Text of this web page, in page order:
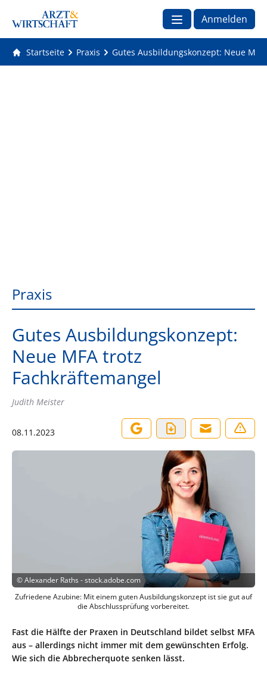
Anmelden
Startseite Praxis Gutes Ausbildungskonzept: Neue
Praxis
Gutes Ausbildungskonzept:
Neue MFA trotz
Fachkräftemangel
Judith Meister
08.11.2023
©Alexander Raths - stock.adobe.com
Zufriedene Azubine: Mit einem guten Ausbildungskonzept ist sie gut auf
die Abschlussprüfung vorbereitet.
Fast die Hälfte der Praxen in Deutschland bildet selbst MFA
aus – allerdings nicht immer mit dem gewünschten Erfolg.
Wie sich die Abbrecherquote senken lässt.